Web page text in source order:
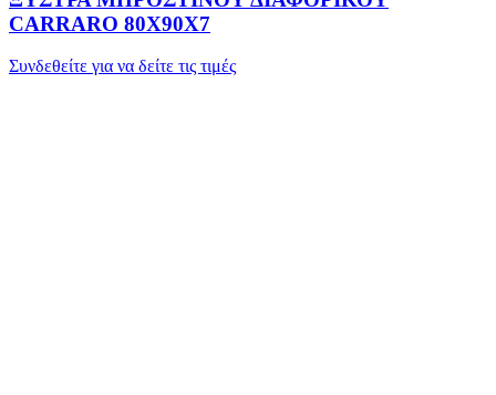
CARRARO 80X90X7
Συνδεθείτε για να δείτε τις τιμές